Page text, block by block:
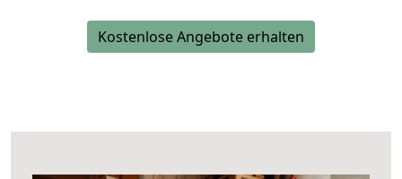
Kostenlose Angebote erhalten